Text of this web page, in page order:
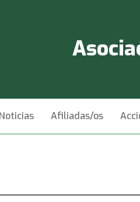
Noticias Afiliadas/os